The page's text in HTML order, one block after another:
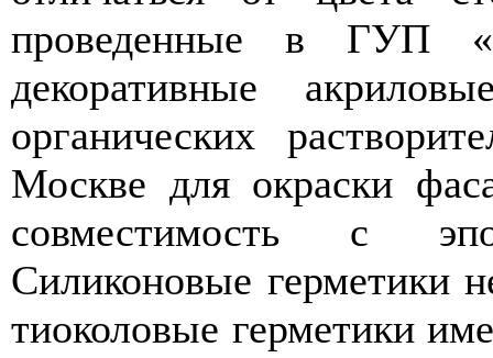
проведенные в ГУП
декоративные
органических
Москве для окраски
совместимость с
Силиконовые герметики
тиоколовые герметики